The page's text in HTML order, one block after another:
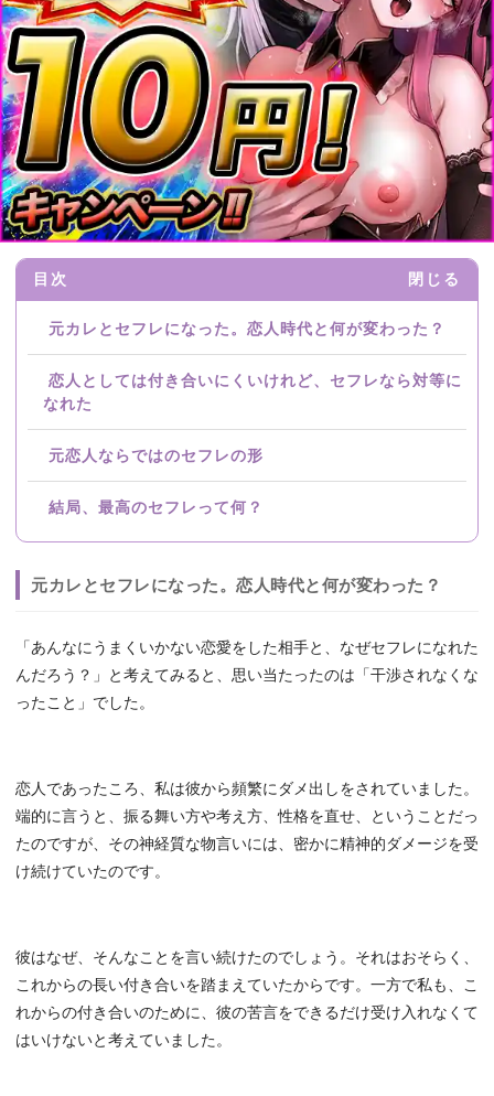
目次 閉じる
元カレとセフレになった。恋人時代と何が変わった？
恋人としては付き合いにくいけれど、セフレなら対等に
なれた
元恋人ならではのセフレの形
結局、最高のセフレって何？
元カレとセフレになった。恋人時代と何が変わった？
「あんなにうまくいかない恋愛をした相手と、なぜセフレになれた
んだろう？」と考えてみると、思い当たったのは「干渉されなくな
ったこと」でした。
恋人であったころ、私は彼から頻繁にダメ出しをされていました。
端的に言うと、振る舞い方や考え方、性格を直せ、ということだっ
たのですが、その神経質な物言いには、密かに精神的ダメージを受
け続けていたのです。
彼はなぜ、そんなことを言い続けたのでしょう。それはおそらく、
これからの長い付き合いを踏まえていたからです。一方で私も、こ
れからの付き合いのために、彼の苦言をできるだけ受け入れなくて
はいけないと考えていました。